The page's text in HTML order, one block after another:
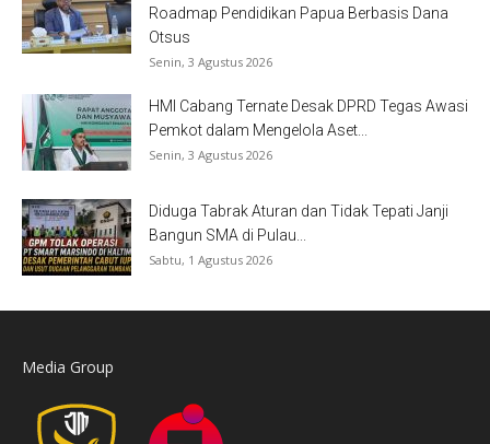
Roadmap Pendidikan Papua Berbasis Dana
Otsus
Senin, 3 Agustus 2026
HMI Cabang Ternate Desak DPRD Tegas Awasi
Pemkot dalam Mengelola Aset...
Senin, 3 Agustus 2026
Diduga Tabrak Aturan dan Tidak Tepati Janji
Bangun SMA di Pulau...
Sabtu, 1 Agustus 2026
Media Group